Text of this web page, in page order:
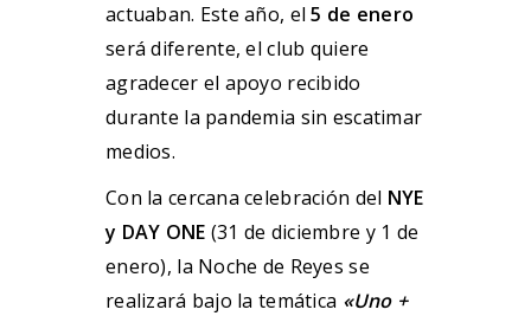
actuaban. Este año, el5 de enero
será diferente, el club quiere
agradecer el apoyo recibido
durante la pandemia sin escatimar
medios.
Con la cercana celebración del NYE
y DAY ONE (31 de diciembre y 1 de
enero), la Noche de Reyes se
realizará bajo la temática «Uno +